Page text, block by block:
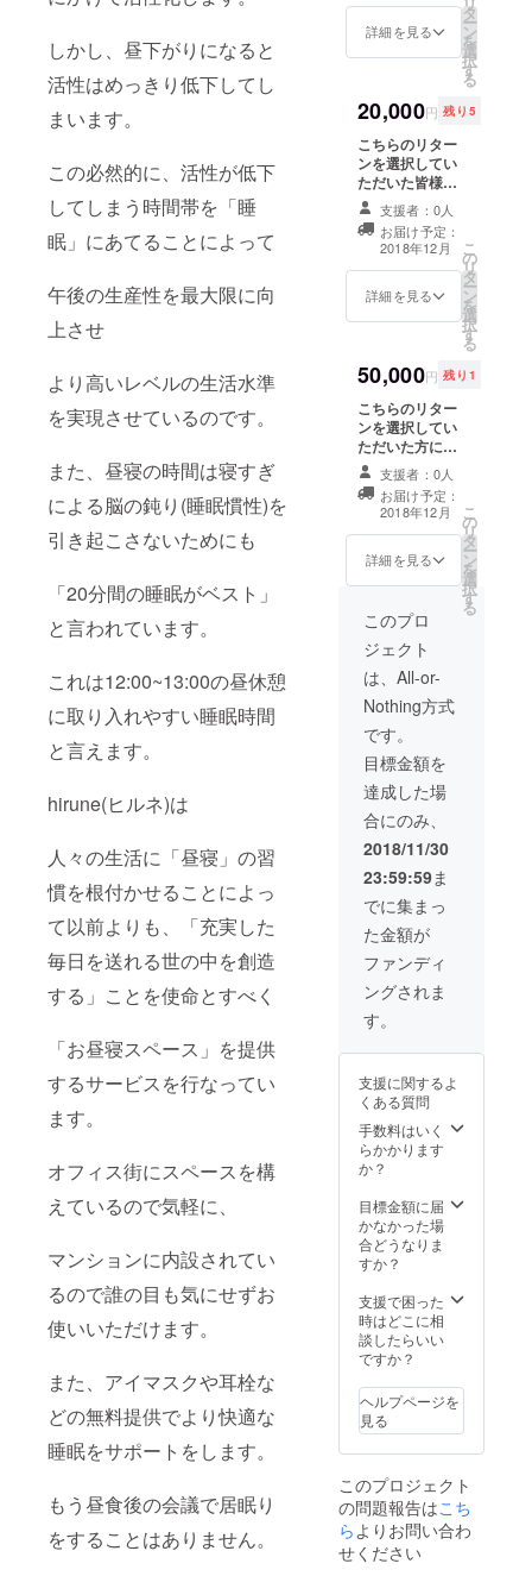
しかし、昼下がりになると
活性はめっきり低下してし
まいます。
この必然的に、活性が低下
してしまう時間帯を「睡
眠」にあてることによって
午後の生産性を最大限に向
上させ
より高いレベルの生活水準
を実現させているのです。
また、昼寝の時間は寝すぎ
による脳の鈍り(睡眠慣性)を
引き起こさないためにも
「20分間の睡眠がベスト」
と言われています。
これは12:00~13:00の昼休憩
に取り入れやすい睡眠時間
と言えます。
hirune(ヒルネ)は
人々の生活に「昼寝」の習
慣を根付かせることによっ
て以前よりも、「充実した
毎日を送れる世の中を創造
する」ことを使命とすべく
「お昼寝スペース」を提供
するサービスを行なってい
ます。
オフィス街にスペースを構
えているので気軽に、
マンションに内設されてい
るので誰の目も気にせずお
使いいただけます。
また、アイマスクや耳栓な
どの無料提供でより快適な
睡眠をサポートをします。
もう昼食後の会議で居眠り
をすることはありません。
ます！
詳細を見る
タ
ー
ン
を
選
択
す
る
20,000円 残り5
こちらのリター
ンを選択してい
ただいた皆様に
は 支援者様の勤
務地を優先的に
考慮し、利用し
やすい場所にス
ペースを確保い
たします。 ＊こ
ただきます。
支援者：0人
お届け予定：
2018年12月
詳細を見る
こ
の
リ
タ
ー
ン
を
選
択
す
る
50,000円 残り1
こちらのリター
ンを選択してい
ただいた方に
は、このリター
ンの他すべての
リターンを付与
するのと、希望
制で「hirune」
の一員として
します。 現在
hiruneでは
Twitterアカウン
ト、Facebook
ページを発信源
として使用して
います。それら
を使いどんどん
発信してもらう
ほかに、hirune
開催場所の選定
や、それぞれが
考えるhiruneを
方法を試して
いっていただけ
たらと考えてい
ます。
支援者：0人
お届け予定：
2018年12月
詳細を見る
こ
の
リ
タ
ー
ン
を
選
択
す
る
このプロ
ジェクト
は、All-or-
Nothing方式
です。
目標金額を
達成した場
合にのみ、
2018/11/30
23:59:59ま
でに集まっ
た金額が
ファンディ
ングされま
す。
支援に関するよ
くある質問
手数料はいく
らかかります
か？
目標金額に届
かなかった場
合どうなりま
すか？
支援で困った
時はどこに相
談したらいい
ですか？
ヘルプページを
見る
このプロジェクト
の問題報告はこち
ら よりお問い合わ
せください